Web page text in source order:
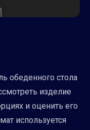
обеденного стола
изделие
и оценить его
используется